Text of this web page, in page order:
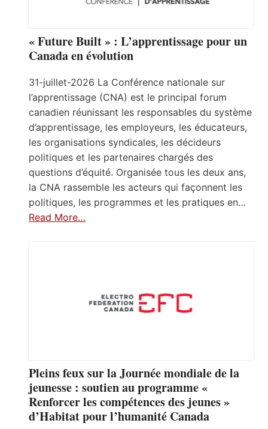
« Future Built » : L’apprentissage pour un
Canada en évolution
31-juillet-2026 La Conférence nationale sur
l’apprentissage (CNA) est le principal forum
canadien réunissant les responsables du système
d’apprentissage, les employeurs, les éducateurs,
les organisations syndicales, les décideurs
politiques et les partenaires chargés des
questions d’équité. Organisée tous les deux ans,
la CNA rassemble les acteurs qui façonnent les
politiques, les programmes et les pratiques en…
Read More…
Pleins feux sur la Journée mondiale de la
jeunesse : soutien au programme «
Renforcer les compétences des jeunes »
d’Habitat pour l’humanité Canada